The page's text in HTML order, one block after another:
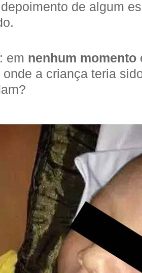
de algum
em nenhum momento
onde a criança teria